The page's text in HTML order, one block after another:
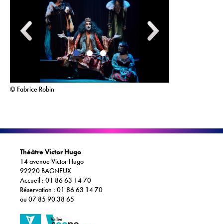
Avec le soutien de l’ADAMI
© Fabrice Robin
Théâtre Victor Hugo
14 avenue Victor Hugo
92220 BAGNEUX
Accueil : 01 86 63 14 70
Réservation : 01 86 63 14 70
ou 07 85 90 38 65